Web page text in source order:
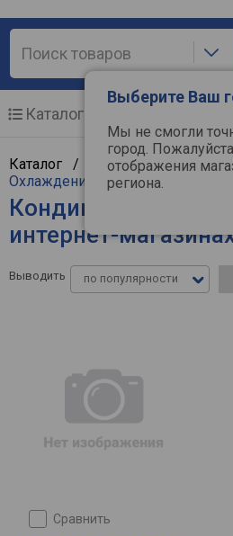
Выберите Ваш
Мы не смогли
город.
отображения
региона.
Каталог
Каталог / Климат, отопление
Охлаждение и климат/
Кондиционеры
интернет-
Выводить по популярности
сравнить